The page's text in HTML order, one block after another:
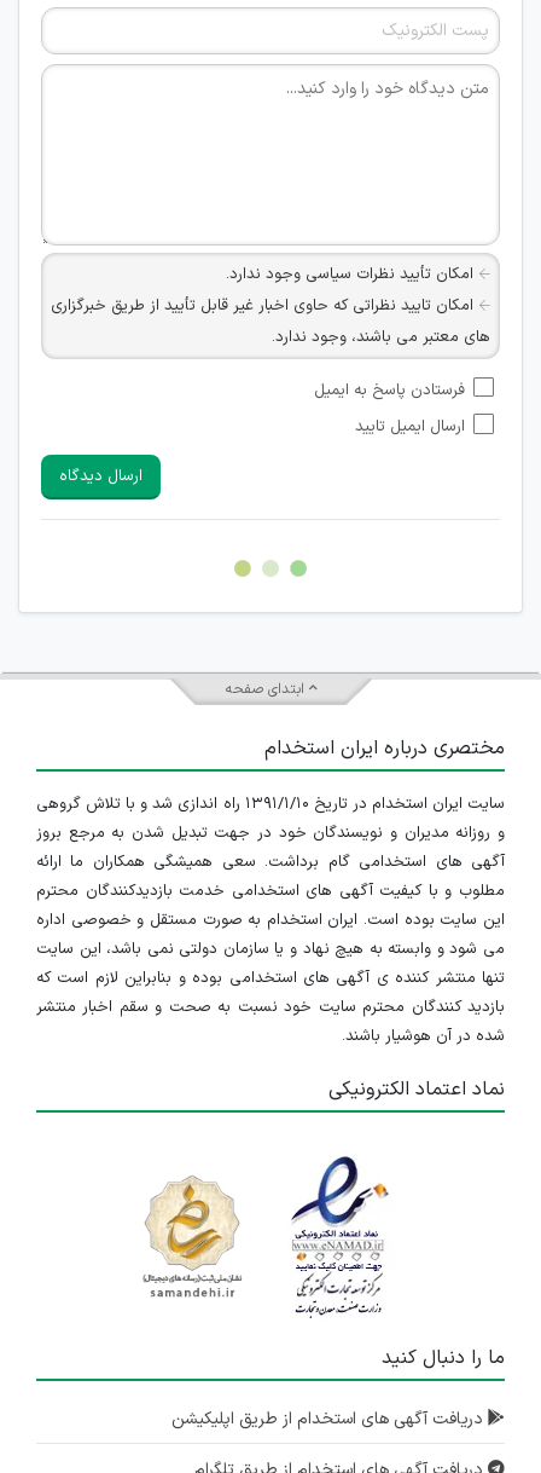
امکان تأیید نظرات سیاسی وجود ندارد.
امکان تایید نظراتی که حاوی اخبار غیر قابل تأیید از طریق خبرگزاری
های معتبر می باشند، وجود ندارد.
شبکه های مجازی ارتباطی می باشند وجود ندارد.
امکان تأیید نظرات کاربرانی که به هر طریقی قصد مأیوس کردن
هرگونه تحریک، تحقیر و کنایه به سایر افراد (مسئول و غیر مسئول)
غیر مجاز می باشد.
امکان هماهنگی برای هرگونه ملاقات حضوری چه به صورت دسته
فرستادن پاسخ به ایمیل
ارسال ایمیل تایید
ارسال دیدگاه
ابتدای صفحه
مختصری درباره ایران استخدام
سایت ایران استخدام در تاریخ ۱۳۹۱/۱/۱۰ راه اندازی شد و با تلاش گروهی
و روزانه مدیران و نویسندگان خود در جهت تبدیل شدن به مرجع بروز
آگهی های استخدامی گام برداشت. سعی همیشگی همکاران ما ارائه
مطلوب و با کیفیت آگهی های استخدامی خدمت بازدیدکنندگان محترم
این سایت بوده است. ایران استخدام به صورت مستقل و خصوصی اداره
می شود و وابسته به هیچ نهاد و یا سازمان دولتی نمی باشد، این سایت
تنها منتشر کننده ی آگهی های استخدامی بوده و بنابراین لازم است که
بازدید کنندگان محترم سایت خود نسبت به صحت و سقم اخبار منتشر
شده در آن هوشیار باشند.
نماد اعتماد الکترونیکی
ما را دنبال کنید
دریافت آگهی های استخدام از طریق اپلیکیشن